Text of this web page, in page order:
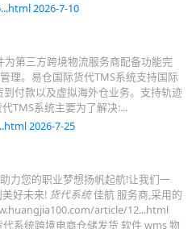
2026-7-10
为第三方跨境物流服务商配备功能完
理。易仓国际货代TMS系统支持国际
到付款以及虚拟海外仓业务。支持轨迹
TMS系统主要为了解决:...
2026-7-25
力您的职业梦想扬帆起航!让我们一
好未来! 货代系统佳航 服务商,采用的
article/12...html
系统跨境电商仓储发货 软件 wms 物